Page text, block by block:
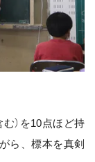
）を10点ほど持
ら、標本を真剣